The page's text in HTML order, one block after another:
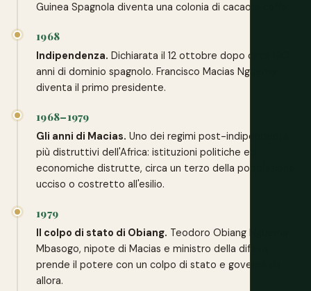
Guinea Spagnola diventa una colonia di cacao e caffè.
1968
Indipendenza. Dichiarata il 12 ottobre dopo circa 190
anni di dominio spagnolo. Francisco Macias Nguema
diventa il primo presidente.
1968–1979
Gli anni di Macias. Uno dei regimi post-indipendenza
più distruttivi dell'Africa: istituzioni politiche ed
economiche distrutte, circa un terzo della popolazione
ucciso o costretto all'esilio.
1979
Il colpo di stato di Obiang. Teodoro Obiang Nguema
Mbasogo, nipote di Macias e ministro della difesa,
prende il potere con un colpo di stato e governa da
allora.